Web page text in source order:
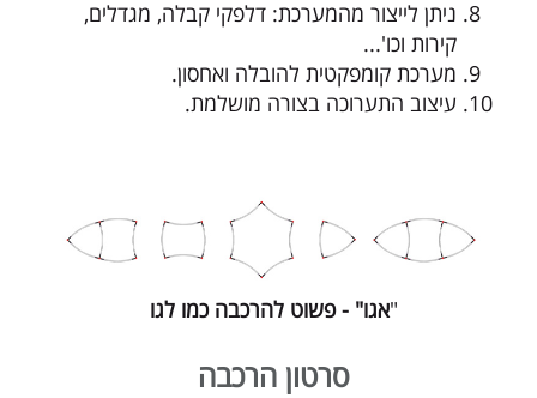
ניתן לייצור מהמערכת: דלפקי קבלה, מגדלים,
קירות וכו'...
מערכת קומפקטית להובלה ואחסון.
עיצוב התערוכה בצורה מושלמת.
"אגו" - פשוט להרכבה כמו לגו
סרטון הרכבה